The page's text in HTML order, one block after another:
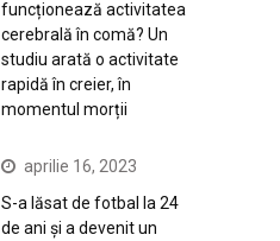
funcționează activitatea
cerebrală în comă? Un
studiu arată o activitate
rapidă în creier, în
momentul morții
aprilie 16, 2023
S-a lăsat de fotbal la 24
de ani și a devenit un